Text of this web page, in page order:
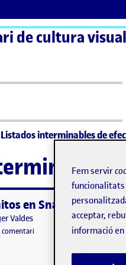
de cultura
Listados interminables de
en Snap! Borrones
Valdes
2024 2:58 pm
comentariel Primeros pinitos en Snap!
Fem servir
acceptar,
informació